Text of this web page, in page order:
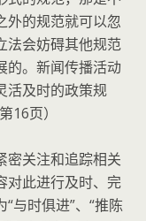
外的规范就可以忽
法会妨碍其他规范
的。新闻传播活动
活及时的政策规
16页）
密关注和追踪相关
对此进行及时、完
与时俱进”、“推陈